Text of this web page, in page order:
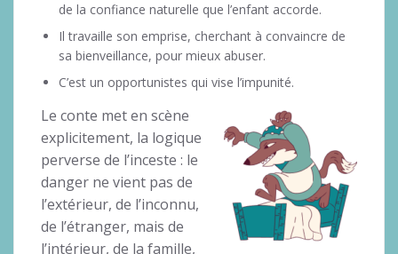
de la confiance naturelle que l’enfant accorde.
Il travaille son emprise, cherchant à convaincre de
sa bienveillance, pour mieux abuser.
C’est un opportunistes qui vise l’impunité.
Le conte met en scène
explicitement, la logique
perverse de l’inceste : le
danger ne vient pas de
l’extérieur, de l’inconnu,
de l’étranger, mais de
l’intérieur, de la famille,